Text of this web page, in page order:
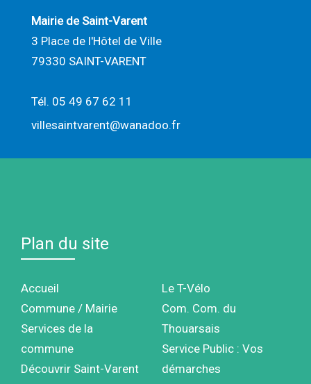
Mairie de Saint-Varent
3 Place de l'Hôtel de Ville
79330 SAINT-VARENT
Tél. 05 49 67 62 11
villesaintvarent@wanadoo.fr
Plan du site
Accueil
Commune / Mairie
Services de la
commune
Découvrir Saint-Varent
Le T-Vélo
Com. Com. du
Thouarsais
Service Public : Vos
démarches